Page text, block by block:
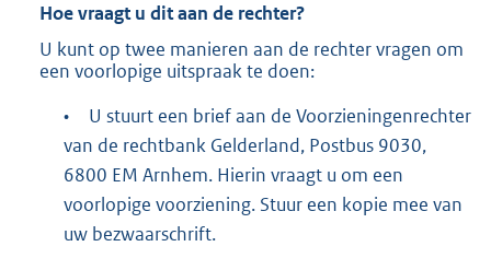
Hoe vraagt u dit aan de rechter?
U kunt op twee manieren aan de rechter vragen om
een voorlopige uitspraak te doen:
•
U stuurt een brief aan de Voorzieningenrechter
van de rechtbank Gelderland, Postbus 9030,
6800 EM Arnhem. Hierin vraagt u om een
voorlopige voorziening. Stuur een kopie mee van
uw bezwaarschrift.